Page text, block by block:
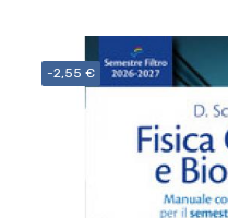
-2,55 €